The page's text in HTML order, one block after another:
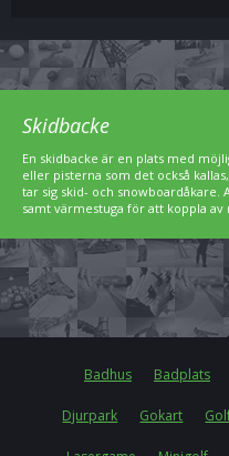
Skidbacke
En skidbacke är en plats med
eller pisterna som det också
tar sig skid- och
samt värmestuga för att koppla av
Badhus Badplats
Djurpark Gokart